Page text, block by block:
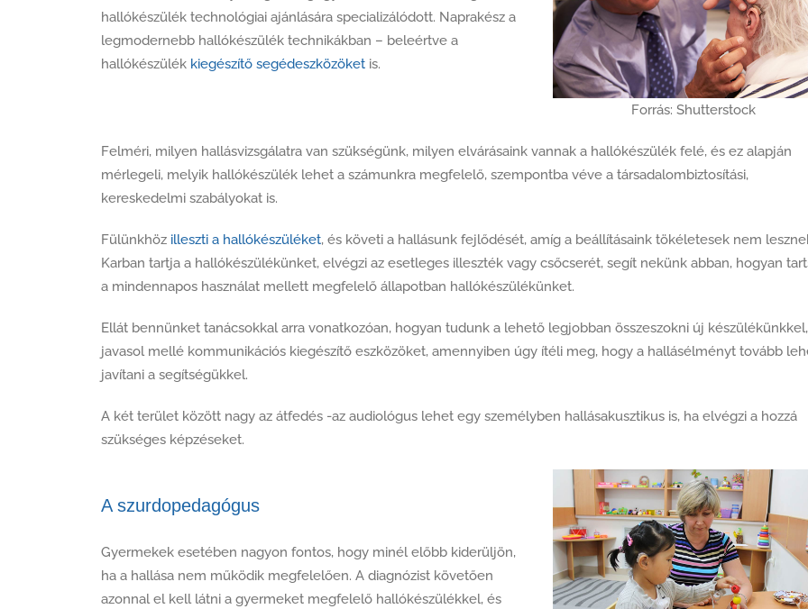
hallókészülék technológiai ajánlására specializálódott. Naprakész a
legmodernebb hallókészülék technikákban – beleértve a
hallókészülék kiegészítő segédeszközöket is.
Forrás: Shutterstock
Felméri, milyen hallásvizsgálatra van szükségünk, milyen elvárásaink vannak a hallókészülék felé, és ez alapján
mérlegeli, melyik hallókészülék lehet a számunkra megfelelő, szempontba véve a társadalombiztosítási,
kereskedelmi szabályokat is.
Fülünkhöz illeszti a hallókészüléket, és követi a hallásunk fejlődését, amíg a beállításaink tökéletesek nem
Karban tartja a hallókészülékünket, elvégzi az esetleges illeszték vagy csőcserét, segít nekünk abban, hogyan
a mindennapos használat mellett megfelelő állapotban hallókészülékünket.
Ellát bennünket tanácsokkal arra vonatkozóan, hogyan tudunk a lehető legjobban összeszokni új
javasol mellé kommunikációs kiegészítő eszközöket, amennyiben úgy ítéli meg, hogy a hallásélményt tovább
javítani a segítségükkel.
A két terület között nagy az átfedés -az audiológus lehet egy személyben hallásakusztikus is, ha elvégzi a hozzá
szükséges képzéseket.
A szurdopedagógus
Gyermekek esetében nagyon fontos, hogy minél előbb kiderüljön,
ha a hallása nem működik megfelelően. A diagnózist követően
azonnal el kell látni a gyermeket megfelelő hallókészülékkel, és